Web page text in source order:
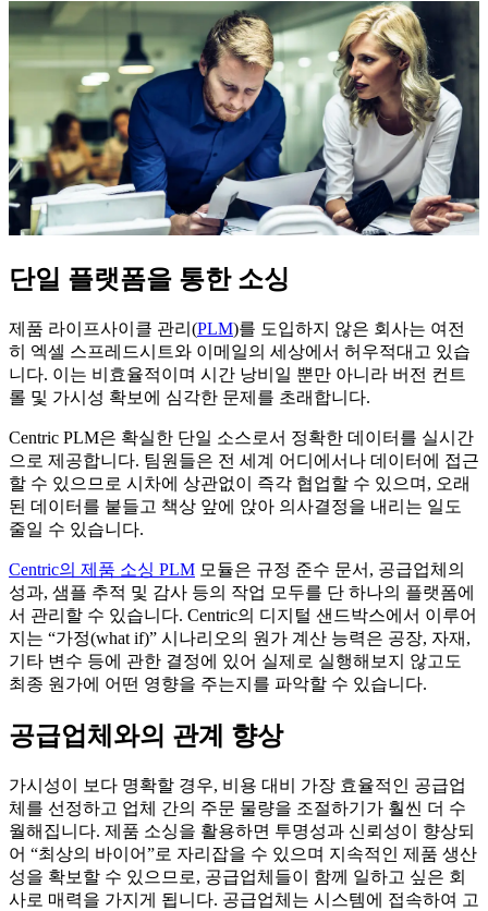
단일 플랫폼을 통한 소싱
제품 라이프사이클 관리(PLM)를 도입하지 않은 회사는 여전
히 엑셀 스프레드시트와 이메일의 세상에서 허우적대고 있습
니다. 이는 비효율적이며 시간 낭비일 뿐만 아니라 버전 컨트
롤 및 가시성 확보에 심각한 문제를 초래합니다.
Centric PLM은 확실한 단일 소스로서 정확한 데이터를 실시간
으로 제공합니다. 팀원들은 전 세계 어디에서나 데이터에 접근
할 수 있으므로 시차에 상관없이 즉각 협업할 수 있으며, 오래
된 데이터를 붙들고 책상 앞에 앉아 의사결정을 내리는 일도
줄일 수 있습니다.
Centric의 제품 소싱 PLM 모듈은 규정 준수 문서, 공급업체의
성과, 샘플 추적 및 감사 등의 작업 모두를 단 하나의 플랫폼에
서 관리할 수 있습니다. Centric의 디지털 샌드박스에서 이루어
지는 “가정(what if)” 시나리오의 원가 계산 능력은 공장, 자재,
기타 변수 등에 관한 결정에 있어 실제로 실행해보지 않고도
최종 원가에 어떤 영향을 주는지를 파악할 수 있습니다.
공급업체와의 관계 향상
가시성이 보다 명확할 경우, 비용 대비 가장 효율적인 공급업
체를 선정하고 업체 간의 주문 물량을 조절하기가 훨씬 더 수
월해집니다. 제품 소싱을 활용하면 투명성과 신뢰성이 향상되
어 “최상의 바이어”로 자리잡을 수 있으며 지속적인 제품 생산
성을 확보할 수 있으므로, 공급업체들이 함께 일하고 싶은 회
사로 매력을 가지게 됩니다. 공급업체는 시스템에 접속하여 고